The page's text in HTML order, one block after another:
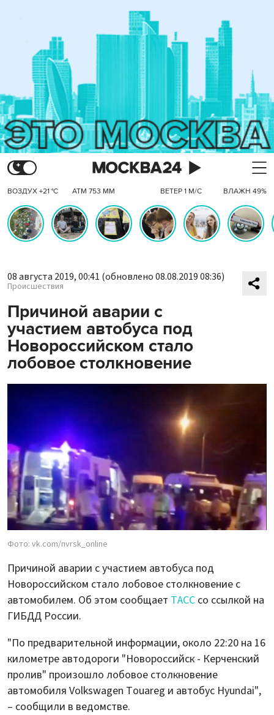
ВОЗДУХ +21 °C АТМ 753 ММ ВЕТЕР 1 М/С ВЛАЖН 49%
08 августа 2019, 00:41 (обновлено 08.08.2019 08:36)
Происшествия
Причиной аварии с
участием автобуса под
Новороссийском стало
лобовое столкновение
Фото: vk.com/nvrsk_online
Причиной аварии с участием автобуса под
Новороссийском стало лобовое столкновение с
автомобилем. Об этом сообщает ТАСС со ссылкой на
ГИБДД России.
"По предварительной информации, около 22:20 на 16
километре автодороги "Новороссийск - Керченский
пролив" произошло лобовое столкновение
автомобиля Volkswagen Touareg и автобус Hyundai",
– сообщили в ведомстве.